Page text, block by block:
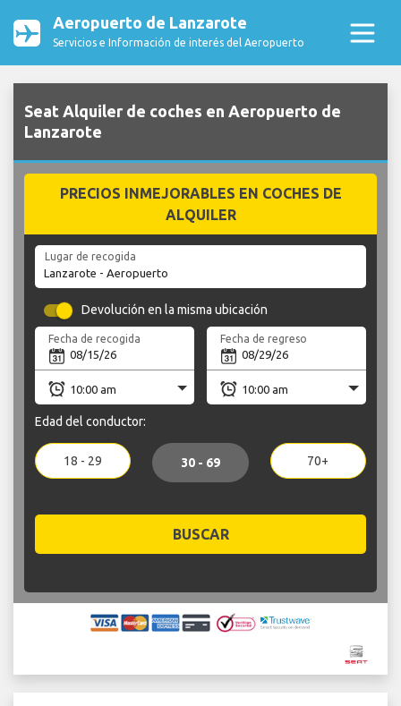
Aeropuerto de Lanzarote
Servicios e Información de interés del Aeropuerto
Seat Alquiler de coches en Aeropuerto de
Lanzarote
PRECIOS INMEJORABLES EN COCHES DE
ALQUILER
Lugar de recogida
Devolución en la misma ubicación
Fecha de recogida Fecha de regreso
Edad del conductor:
18 - 29 30 - 69 70+
BUSCAR